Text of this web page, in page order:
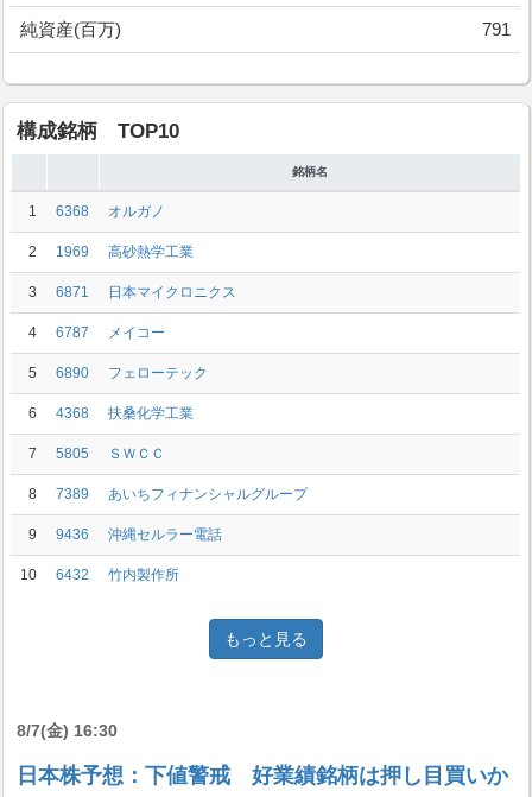
純資産(百万) 791
構成銘柄 TOP10
銘柄名
1 6368 オルガノ
2 1969 高砂熱学工業
3 6871 日本マイクロニクス
4 6787 メイコー
5 6890 フェローテック
6 4368 扶桑化学工業
7 5805 ＳＷＣＣ
8 7389 あいちフィナンシャルグループ
9 9436 沖縄セルラー電話
10 6432 竹内製作所
もっと見る
8/7(金) 16:30
日本株予想：下値警戒 好業績銘柄は押し目買いか